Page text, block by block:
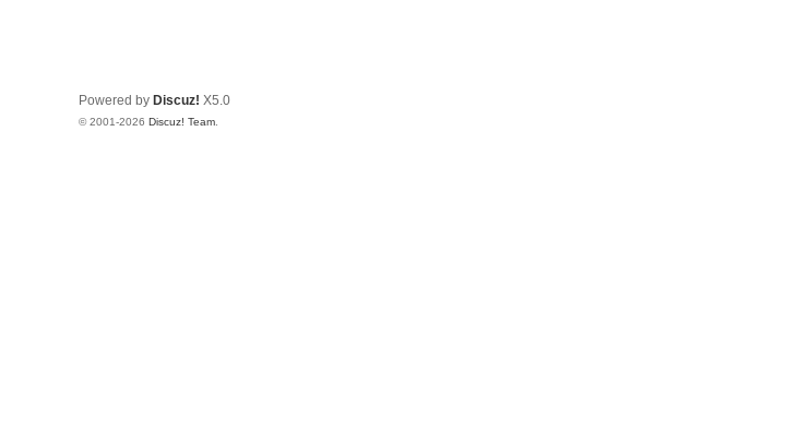
Powered by Discuz! X5.0
© 2001-2026 Discuz! Team